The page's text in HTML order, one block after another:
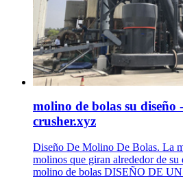
molino de bolas su diseño
crusher.xyz
Diseño De Molino De Bolas. La
molinos que giran alrededor de
molino de bolas DISEÑO DE